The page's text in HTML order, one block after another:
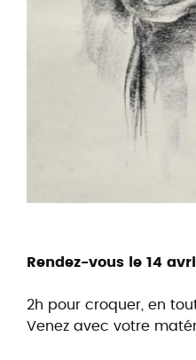
Rendez-vous le 14
2h pour croquer, en
Venez avec votre